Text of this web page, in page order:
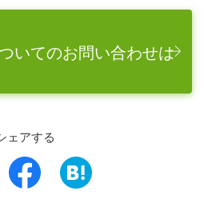
いてのお問い合わせは
ェアする